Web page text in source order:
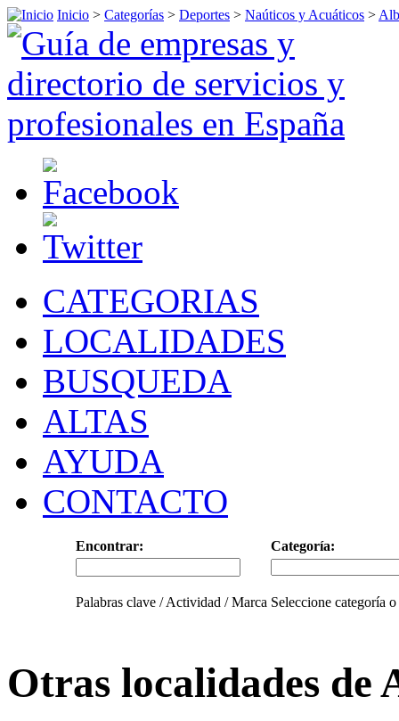
Inicio > Categorías > Deportes > Naúticos y Acuáticos >
CATEGORIAS
LOCALIDADES
BUSQUEDA
ALTAS
AYUDA
CONTACTO
Encontrar: Categoría:
Palabras clave / Actividad / Marca Seleccione categoría
Otras localidades de